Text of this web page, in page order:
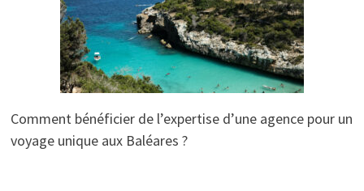
Comment bénéficier de l’expertise d’une agence pour un
voyage unique aux Baléares ?